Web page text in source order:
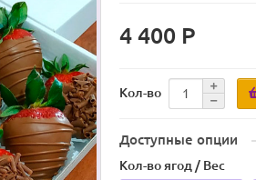
4 400 Р
Кол-во
Доступные опции
Кол-во ягод / Вес